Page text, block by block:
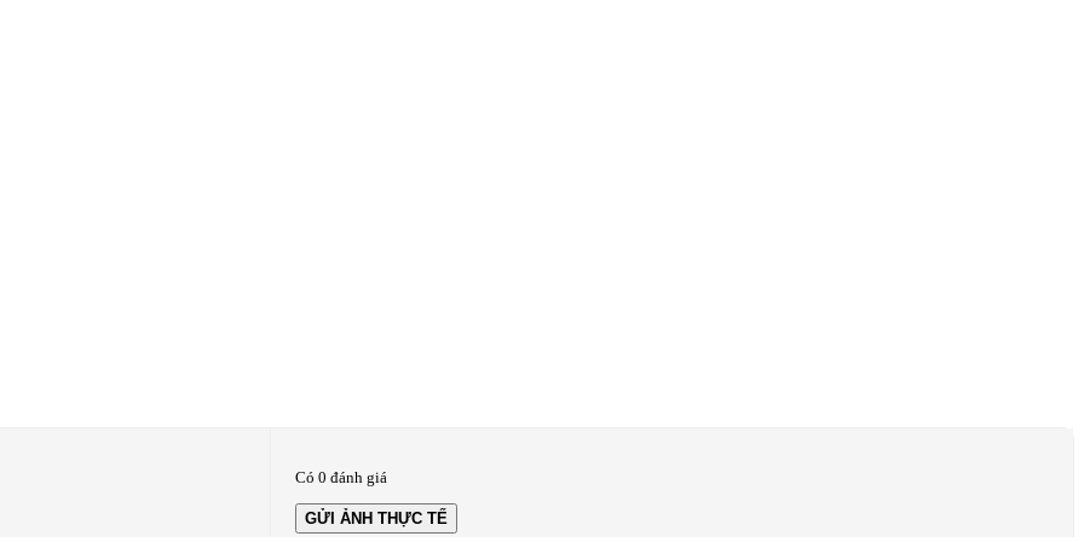
Có 0 đánh giá
GỬI ẢNH THỰC TẾ